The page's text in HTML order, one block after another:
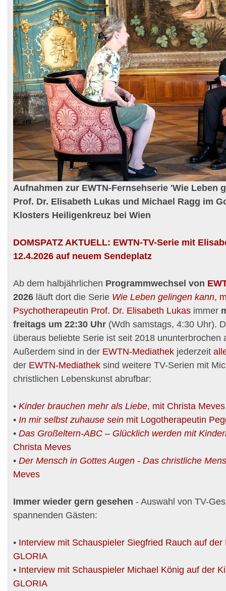
Aufnahmen zur EWTN-Fernsehserie 'Wie Leben
Prof. Dr. Elisabeth Lukas und Michael Ragg im
Klosters Heiligenkreuz bei Wien
DOMSPATZ AKTUELL: EWTN-TV-Serie mit
12.4.2026 auf neuem Sendeplatz
Ab dem halbjährlichen Programmwechsel von
2026 läuft dort die Serie Wie Leben gelingen kann,
Psychotherapeutin Prof. Dr. Elisabeth Lukas immer
freitags um 22:30 Uhr (Wdh samstags, 4:30 Uhr).
überaus beliebte Serie ist seit 2018 ununterbrochen
Außerdem sind in der EWTN-Mediathek jederzeit
der EWTN-Mediathek sind weitere TV-Serien mit
christlichen Lebenskunst abrufbar:
• Kinder brauchen mehr als Liebe, mit Christa Meves
• In mir selbst zuhause sein mit Logotherapeutin
• Das Großeltern-ABC – Glücklich werden mit
Christa Meves
• Der Mensch in Gottes Augen - Das christliche
Meves
Immer wieder gern gesehen - Auswahl von TV-
spannenden Gästen:
• Interview mit Schauspieler Siegfried Rauch auf der
GLORIA
• Interview mit Schauspieler Michael König auf der
GLORIA